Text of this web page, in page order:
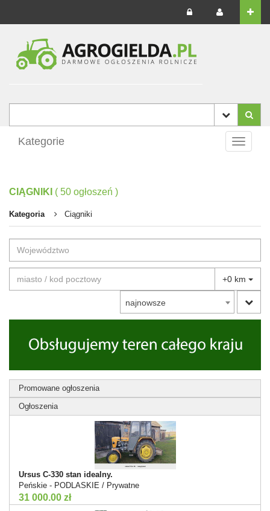
Toggle
Kategorie
CIĄGNIKI ( 50 ogłoszeń )
Kategoria Ciągniki
+0 km
najnowsze
Promowane ogłoszenia
Ogłoszenia
Ursus C-330 stan idealny.
Peńskie - PODLASKIE / Prywatne
31 000.00 zł